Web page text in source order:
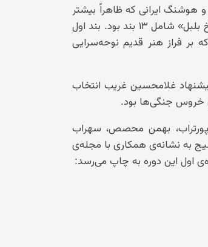
ایرانی که ظاهراً بیشتر
سطور آن منعکس‌ کننده‌ی عقاید هوشنگ ایرانی و نوشته‌ی او بود. این بیانیه تحت عنوان «سلاخ بلبل» شامل ۱۳ بند بود. بند اول
فراز هنر قدیم نوحه‌سرایی
غلامحسین غریب انتخاب
خروس جنگی‌ها بود.
پورتراب، بهمن محصص، سهراب
به نشانه‌ی همکاری با مجله‌ی
اول این دوره به چاپ می‌رسد: